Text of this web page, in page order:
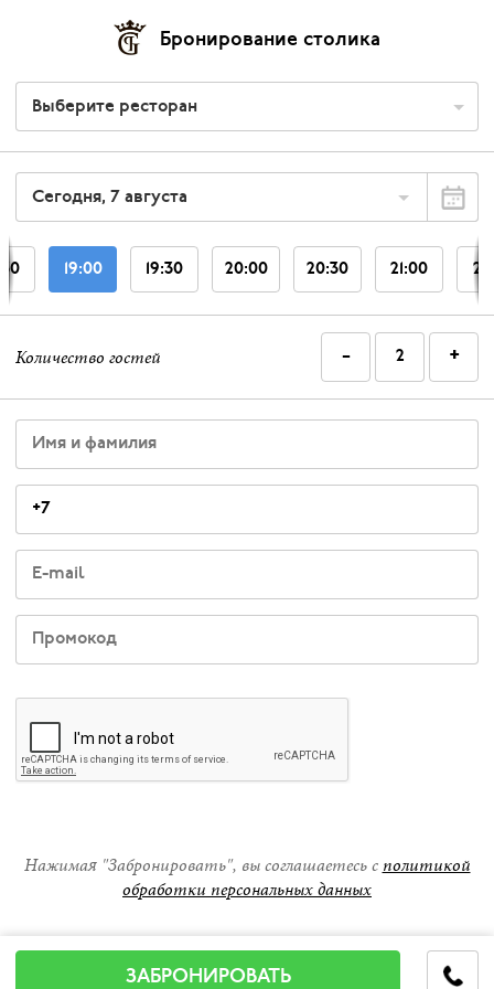
Бронирование столика
Выберите ресторан
Сегодня, 7 августа
19:00 19:30 20:00 20:30 21:00
Количество гостей - +
Нажимая "Забронировать", вы соглашаетесь с политикой
обработки персональных данных